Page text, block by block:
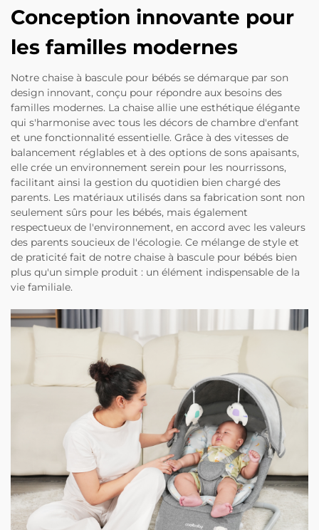
Conception innovante pour
les familles modernes
Notre chaise à bascule pour bébés se démarque par son
design innovant, conçu pour répondre aux besoins des
familles modernes. La chaise allie une esthétique élégante
qui s'harmonise avec tous les décors de chambre d'enfant
et une fonctionnalité essentielle. Grâce à des vitesses de
balancement réglables et à des options de sons apaisants,
elle crée un environnement serein pour les nourrissons,
facilitant ainsi la gestion du quotidien bien chargé des
parents. Les matériaux utilisés dans sa fabrication sont non
seulement sûrs pour les bébés, mais également
respectueux de l'environnement, en accord avec les valeurs
des parents soucieux de l'écologie. Ce mélange de style et
de praticité fait de notre chaise à bascule pour bébés bien
plus qu'un simple produit : un élément indispensable de la
vie familiale.